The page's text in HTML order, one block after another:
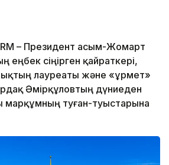
– Президент Қасым-Жомарт
еңбек сіңірген қайраткері,
лауреаты және «Құрмет»
Әмірқұловтың дүниеден
марқұмның туған-туыстарына